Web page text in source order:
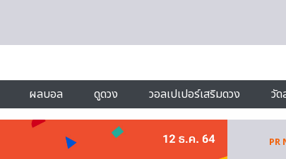
ผลบอล ดูดวง วอลเปเปอร์เสริมดวง วัด
PR